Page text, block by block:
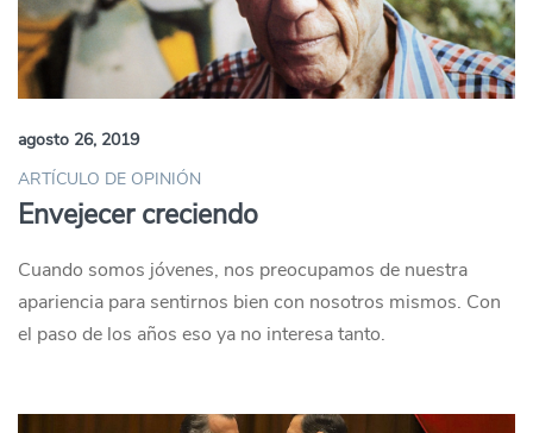
agosto 26, 2019
ARTÍCULO DE OPINIÓN
Envejecer creciendo
Cuando somos jóvenes, nos preocupamos de nuestra
apariencia para sentirnos bien con nosotros mismos. Con
el paso de los años eso ya no interesa tanto.